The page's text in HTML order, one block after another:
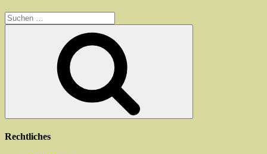
Suchen
nach:
Rechtliches